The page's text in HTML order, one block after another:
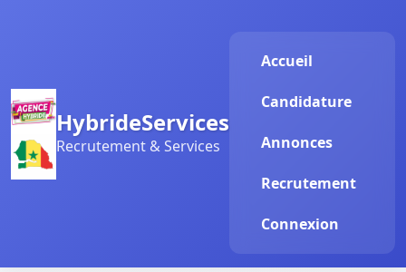
HybrideServices
Recrutement & Services
Accueil
Candidature
Annonces
Recrutement
Connexion